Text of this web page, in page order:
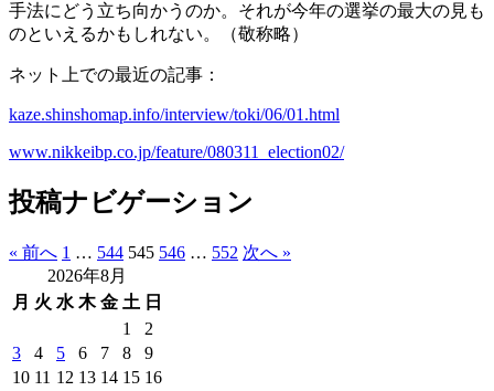
手法にどう立ち向かうのか。それが今年の選挙の最大の見も
のといえるかもしれない。（敬称略）
ネット上での最近の記事：
kaze.shinshomap.info/interview/toki/06/01.html
www.nikkeibp.co.jp/feature/080311_election02/
投稿ナビゲーション
« 前へ 1 … 544 545 546 … 552 次へ »
2026年8月
月 火 水 木 金 土 日
1
2
3
4 5 6 7 8
9
10 11 12 13 14 15 16